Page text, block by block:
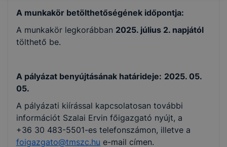
A munkakör betölthetőségének időpontja:
A munkakör legkorábban 2025. július 2. napjától
tölthető be.
A pályázat benyújtásának határideje: 2025. 05.
05.
A pályázati kiírással kapcsolatosan további
információt Szalai Ervin főigazgató nyújt, a
+36 30 483-5501-es telefonszámon, illetve a
foigazgato@tmszc.hu e-mail címen.